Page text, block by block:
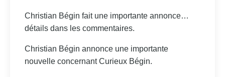
Christian Bégin fait une importante annonce…
détails dans les commentaires.
Christian Bégin annonce une importante
nouvelle concernant Curieux Bégin.